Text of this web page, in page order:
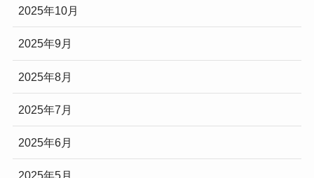
2025年10月
2025年9月
2025年8月
2025年7月
2025年6月
2025年5月